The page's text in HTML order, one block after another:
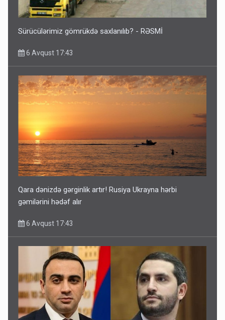
Sürücülərimiz gömrükdə saxlanılıb? - RƏSMİ
6 Avqust 17:43
Qara dənizdə gərginlik artır! Rusiya Ukrayna hərbi
gəmilərini hədəf alır
6 Avqust 17:43